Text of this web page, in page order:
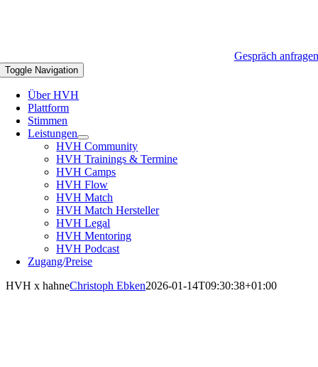
Gespräch anfragen
Toggle Navigation
Über HVH
Plattform
Stimmen
Leistungen
HVH Community
HVH Trainings & Termine
HVH Camps
HVH Flow
HVH Match
HVH Match Hersteller
HVH Legal
HVH Mentoring
HVH Podcast
Zugang/Preise
HVH x hahneChristoph Ebken2026-01-14T09:30:38+01:00